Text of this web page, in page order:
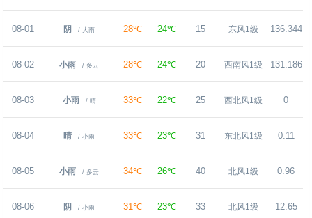
08-01 阴 / 大雨 28℃ 24℃ 15 东风1级 136.344
7
08-02 小雨 / 多云 28℃ 24℃ 20 西南风1级 131.186
08-03 小雨 / 晴 33℃ 22℃ 25 西北风1级 0
08-04 晴 / 小雨 33℃ 23℃ 31 东北风1级 0.11
08-05 小雨 / 多云 34℃ 26℃ 40 北风1级 0.96
08-06 阴 / 小雨 31℃ 23℃ 33 北风1级 12.65